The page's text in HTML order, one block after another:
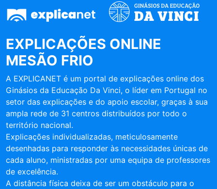
EXPLICAÇÕES ONLINE
MESÃO FRIO
A EXPLICANET é um portal de explicações online dos
Ginásios da Educação Da Vinci, o líder em Portugal no
setor das explicações e do apoio escolar, graças à sua
ampla rede de 31 centros distribuídos por todo o
território nacional.
Explicações individualizadas, meticulosamente
desenhadas para responder às necessidades únicas de
cada aluno, ministradas por uma equipa de professores
de excelência.
A distância física deixa de ser um obstáculo para o